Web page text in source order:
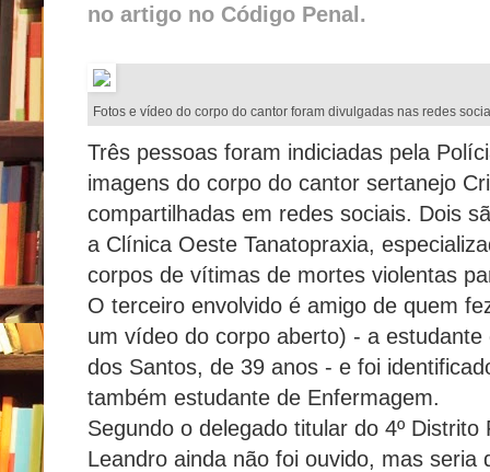
no artigo no Código Penal.
Fotos e vídeo do corpo do cantor foram divulgadas nas redes
Três pessoas foram indiciadas pela
imagens do corpo do cantor sertanejo
compartilhadas em redes sociais. Dois
a Clínica Oeste Tanatopraxia,
corpos de vítimas de mortes violentas
O terceiro envolvido é amigo de quem
um vídeo do corpo aberto) - a
dos Santos, de 39 anos - e foi
também estudante de Enfermagem.
Segundo o delegado titular do 4º
Leandro ainda não foi ouvido, mas seria